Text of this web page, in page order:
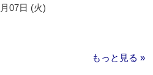
07日 (火)
もっと見る »